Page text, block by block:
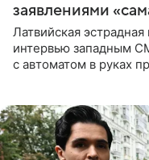
заявлениями
Латвийская
интервью западным
с автоматом в руках